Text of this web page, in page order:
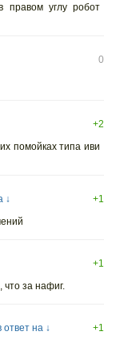
правом углу робот
0
+2
помойках типа иви
↓
+1
+1
что за нафиг.
ответ на ↓
+1